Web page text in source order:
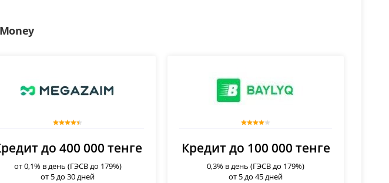
до 400 000 тенге
от 0,1% в день (ГЭСВ до 179%)
от 5 до 30 дней
Кредит до 100 000 тенге
0,3% в день (ГЭСВ до 179%)
от 5 до 45 дней